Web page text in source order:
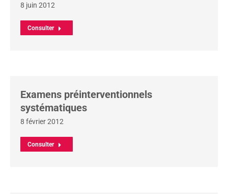
8 juin 2012
Consulter
Examens préinterventionnels
systématiques
8 février 2012
Consulter